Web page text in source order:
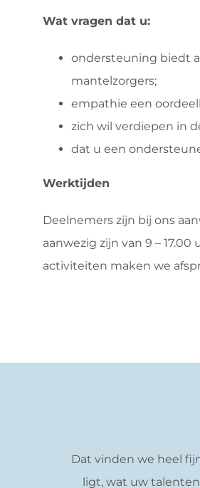
Wat vragen dat u:
ondersteuning biedt
mantelzorgers;
empathie een
zich wil verdiepen in
dat u een
Werktijden
Deelnemers zijn bij ons
aanwezig zijn van 9 –
activiteiten maken we
Dat vinden we heel
ligt, wat uw